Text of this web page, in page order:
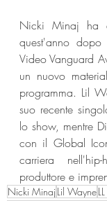
Nicki Minaj ha
quest'anno
Video Vanguard
un nuovo
programma. Lil
suo recente
lo show, mentre
con il Global
carriera
produttore e
Nicki Minaj Lil Wayne